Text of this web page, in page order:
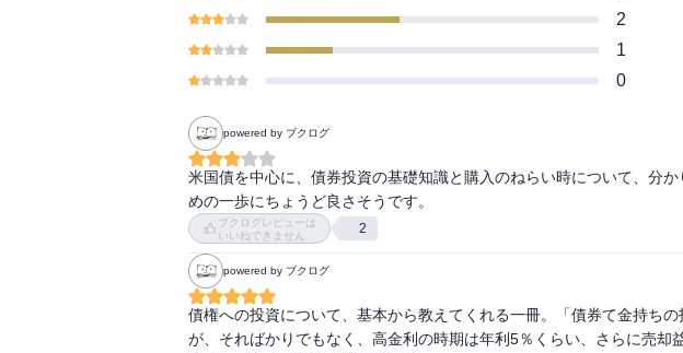
2
1
0
powered by ブクログ
米国債を中心に、債券投資の基礎知識と購入のねらい時について、分
ブクログレビューは
いいねできません
2
powered by ブクログ
債権への投資について、基本から教えてくれる一冊。「債券て金持ち
が、そればかりでもなく、高金利の時期は年利5％くらい、さらに売却